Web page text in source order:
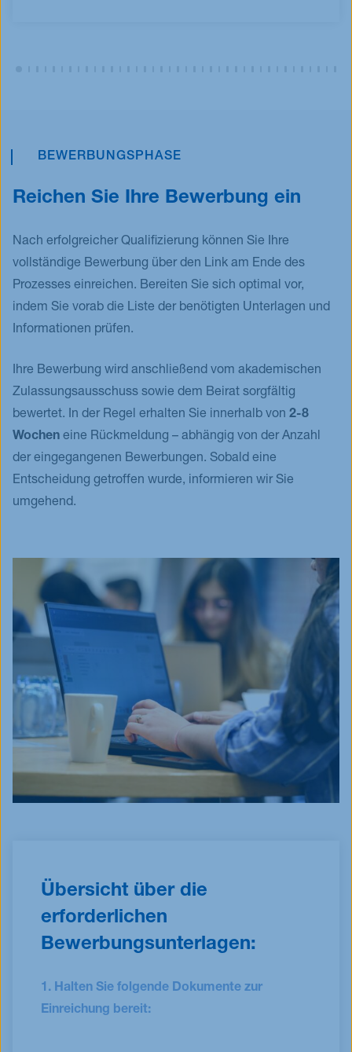
BEWERBUNGSPHASE
Reichen Sie Ihre Bewerbung ein
Nach erfolgreicher Qualifizierung können Sie Ihre
vollständige Bewerbung über den Link am Ende des
Prozesses einreichen. Bereiten Sie sich optimal vor,
indem Sie vorab die Liste der benötigten Unterlagen und
Informationen prüfen.
Ihre Bewerbung wird anschließend vom akademischen
Zulassungsausschuss sowie dem Beirat sorgfältig
bewertet. In der Regel erhalten Sie innerhalb von 2-8
Wochen eine Rückmeldung – abhängig von der Anzahl
der eingegangenen Bewerbungen. Sobald eine
Entscheidung getroffen wurde, informieren wir Sie
umgehend.
Übersicht über die
erforderlichen
Bewerbungsunterlagen:
1. Halten Sie folgende Dokumente zur
Einreichung bereit: